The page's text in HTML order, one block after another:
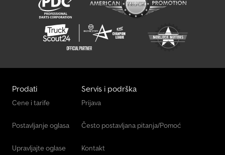
Prodati
Cene i tarife
Postavljanje oglasa
Upravljajte oglase
Servis i podrška
Prijava
Često postavljana pitanja/Pomoć
Kontakt